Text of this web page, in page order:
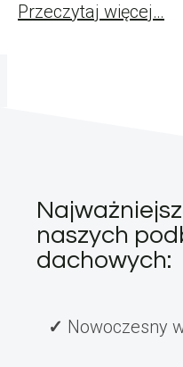
Przeczytaj więcej…
naszych
dachowych:
Nowoczesny